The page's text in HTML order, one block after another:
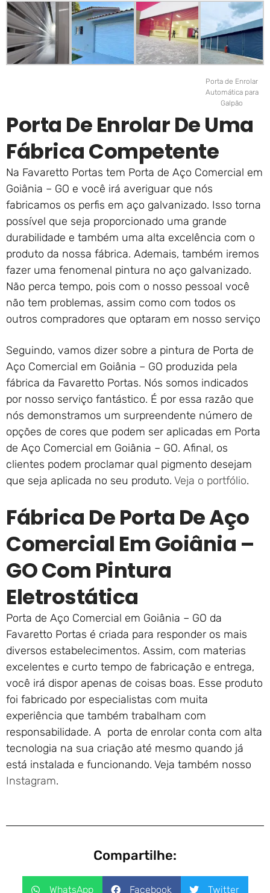
Porta de Enrolar
Automática para
Galpão
Porta De Enrolar De Uma
Fábrica Competente
Na Favaretto Portas tem Porta de Aço Comercial em
Goiânia – GO e você irá averiguar que nós
fabricamos os perfis em aço galvanizado. Isso torna
possível que seja proporcionado uma grande
durabilidade e também uma alta excelência com o
produto da nossa fábrica. Ademais, também iremos
fazer uma fenomenal pintura no aço galvanizado.
Não perca tempo, pois com o nosso pessoal você
não tem problemas, assim como com todos os
outros compradores que optaram em nosso serviço
Seguindo, vamos dizer sobre a pintura de Porta de
Aço Comercial em Goiânia – GO produzida pela
fábrica da Favaretto Portas. Nós somos indicados
por nosso serviço fantástico. É por essa razão que
nós demonstramos um surpreendente número de
opções de cores que podem ser aplicadas em Porta
de Aço Comercial em Goiânia – GO. Afinal, os
clientes podem proclamar qual pigmento desejam
que seja aplicada no seu produto. Veja o portfólio.
Fábrica De Porta De Aço
Comercial Em Goiânia –
GO Com Pintura
Eletrostática
Porta de Aço Comercial em Goiânia – GO da
Favaretto Portas é criada para responder os mais
diversos estabelecimentos. Assim, com materias
excelentes e curto tempo de fabricação e entrega,
você irá dispor apenas de coisas boas. Esse produto
foi fabricado por especialistas com muita
experiência que também trabalham com
responsabilidade. A porta de enrolar conta com alta
tecnologia na sua criação até mesmo quando já
está instalada e funcionando. Veja também nosso
Instagram.
Compartilhe:
WhatsApp Facebook Twitter